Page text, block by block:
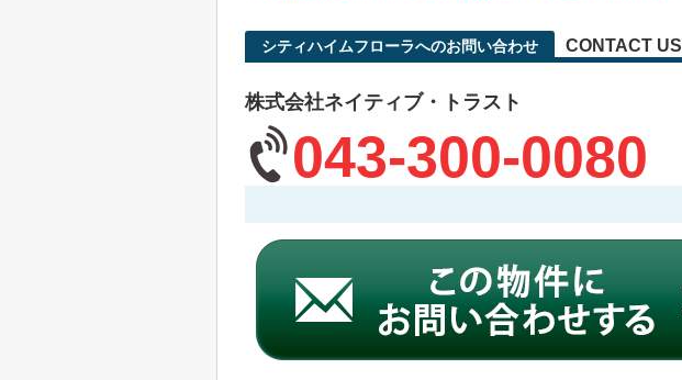
シティハイムフローラへのお問い合わせ CONTACT US
株式会社ネイティブ・トラスト
043-300-0080